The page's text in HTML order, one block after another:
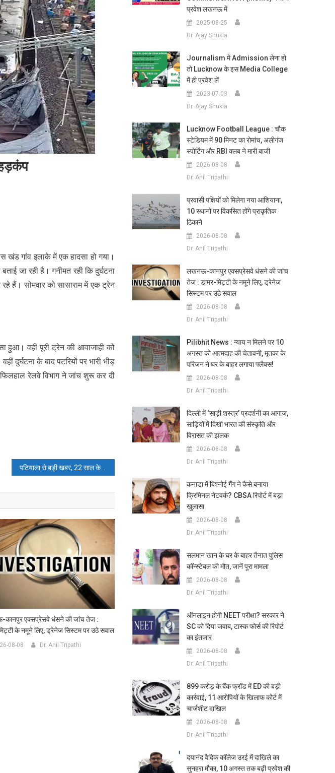
गांव इलाके में एक हादसा हो गया।
जा रही है। गनीमत रही कि दुर्घटना
हैं। सोमवार को सासाराम में एक ट्रेन
हुआ। वहीं पूरी ट्रेन की आवाजाही को
दुर्घटना के बाद पटरियों पर भारी भीड़
रेलवे विभाग ने जांच शुरू कर दी
पटियाला से बड़ी खबर, 22 साल के मेडिकल स्टूडेंट की बेरहमी से हत्या, खून से लथपथ शव मिला
एक्सप्रेसवे धंसने की जांच तेज :
के नमूने लिए, ड्रेनेज सिस्टम पर उठे सवाल
08-08 Dr. Anil Tripathi
प्रवेश लखनऊ में
2025-08-25
Dr. Ajay Shukla
Journalism में Admission लेना हो
तो Lucknow के इस Media College
में ही प्रवेश लें
2023-07-03
Dr. Ajay Shukla
Lucknow Football League : चौक
स्टेडियम में 90 मिनट का रोमांच, अलीगंज
स्पोर्टिंग और RBI क्लब ने मारी बाजी
2026-08-08
Dr. Anil Tripathi
प्रवासी पक्षियों को मिलेगा नया आशियाना,
10 स्थानों पर विकसित होंगे प्राकृतिक
ठिकाने
2026-08-08
Dr. Anil Tripathi
लखनऊ-कानपुर एक्सप्रेसवे धंसने की जांच
तेज : डामर-मिट्टी के नमूने लिए, ड्रेनेज
सिस्टम पर उठे सवाल
2026-08-08
Dr. Anil Tripathi
Pilibhit News : न्याय न मिलने पर 10
अगस्त को आत्मदाह की चेतावनी, मृतका के
परिजन ने घर के बाहर लगाया फ्लैक्स!
2026-08-08
Dr. Anil Tripathi
दिल्ली में ‘साड़ी शस्त्र’ प्रदर्शनी का आगाज,
साड़ियों में दिखी भारत की संस्कृति और
विरासत की झलक
2026-08-08
Dr. Anil Tripathi
कनाडा में बिश्नोई गैंग ने कैसे बनाया
क्रिमिनल नेटवर्क? CBSA रिपोर्ट में बड़ा
खुलासा
2026-08-08
Dr. Anil Tripathi
सलमान खान के घर के बाहर तैनात पुलिस
कॉन्स्टेबल की मौत, जानें पूरा मामला
2026-08-08
Dr. Anil Tripathi
ऑनलाइन होगी NEET परीक्षा? सरकार ने
SC को दिया जवाब, टास्क फोर्स की रिपोर्ट
का इंतजार
2026-08-08
Dr. Anil Tripathi
899 करोड़ के बैंक फ्रॉड में ED की बड़ी
कार्रवाई, 11 आरोपियों के खिलाफ कोर्ट में
चार्जशीट दाखिल
2026-08-08
Dr. Anil Tripathi
दयानंद वैदिक कॉलेज उरई में दाखिले का
सुनहरा मौका, 10 अगस्त तक बढ़ी प्रवेश की